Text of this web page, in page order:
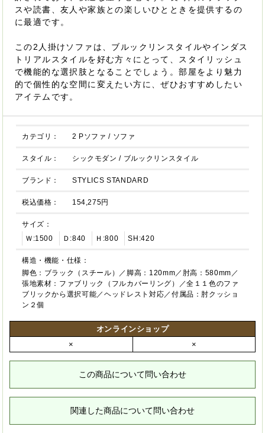
スや読書、友人や家族との楽しいひとときを提供するの
に最適です。
この2人掛けソファは、ブルックリンスタイルやインダス
トリアルスタイルを好む方々にとって、スタイリッシュ
で機能的な選択肢となることでしょう。部屋をより魅力
的で個性的な空間に変えたい方に、ぜひおすすめしたい
アイテムです。
カテゴリ： 2 Pソファ / ソファ
スタイル： シックモダン / ブルックリンスタイル
ブランド： STYLICS STANDARD
税込価格： 154,275円
サイズ：
Ｗ:1500
Ｄ:840 Ｈ:800 SH:420
構造・機能・仕様：
脚色：ブラック（スチール）／脚高：120mm／肘高：580mm／
張地素材：ファブリック（フルカバーリング）／全１１色のファ
ブリックから選択可能／ヘッドレスト対応／付属品：肘クッショ
ン２個
オンラインショップ
×
×
この商品について問い合わせ
関連した商品について問い合わせ